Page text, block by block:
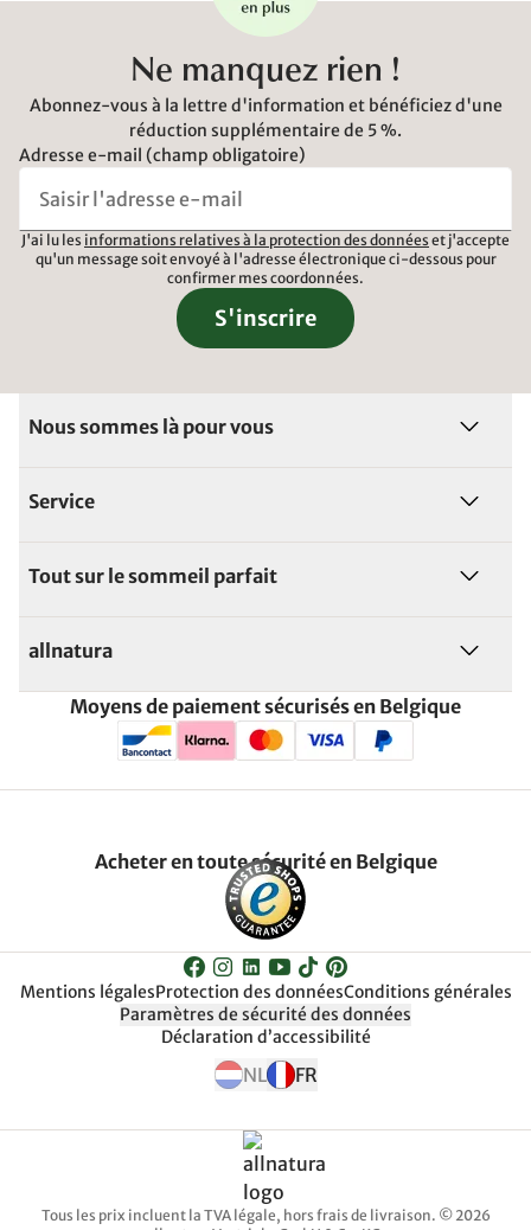
Ne manquez rien !
Abonnez-vous à la lettre d'information et bénéficiez d'une
réduction supplémentaire de 5 %.
Adresse e-mail (champ obligatoire)
J'ai lu les informations relatives à la protection des données et j'accepte
qu'un message soit envoyé à l'adresse électronique ci-dessous pour
confirmer mes coordonnées.
S'inscrire
Nous sommes là pour vous
Service
Tout sur le sommeil parfait
allnatura
Moyens de paiement sécurisés en Belgique
Acheter en toute sécurité en Belgique
Mentions légalesProtection des donnéesConditions générales
Paramètres de sécurité des données
Déclaration d’accessibilité
NL FR
Tous les prix incluent la TVA légale, hors frais de livraison. © 2026